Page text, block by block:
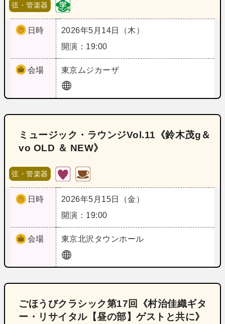
弦・管楽器
日時
2026年5月14日（木）
開演：19:00
会場 東京 ムジカーザ
ミュージック・ラウンジVol.11《鈴木茂g＆
vo OLD ＆ NEW》
弦・管楽器
日時
2026年5月15日（金）
開演：19:00
会場 東京北沢タウンホール
ごほうびクラシック第17回《村治佳織ギタ
ー・リサイタル【昼の部】ゲストと共に》